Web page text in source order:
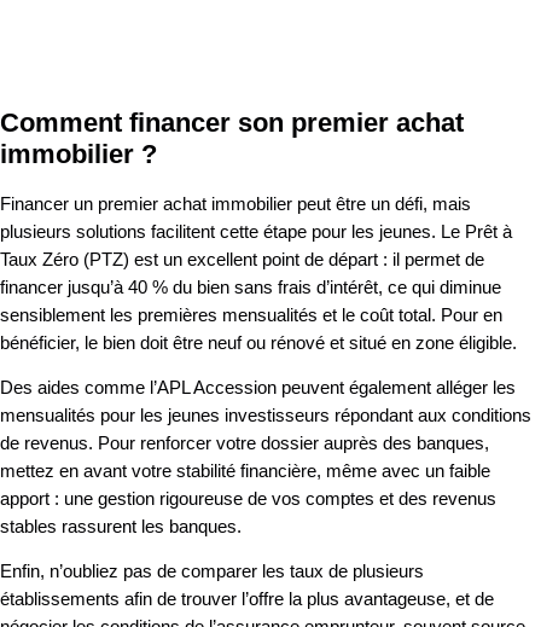
Comment financer son premier achat
immobilier ?
Financer un premier achat immobilier peut être un défi, mais
plusieurs solutions facilitent cette étape pour les jeunes. Le Prêt à
Taux Zéro (PTZ) est un excellent point de départ : il permet de
financer jusqu’à 40 % du bien sans frais d’intérêt, ce qui diminue
sensiblement les premières mensualités et le coût total. Pour en
bénéficier, le bien doit être neuf ou rénové et situé en zone éligible.
Des aides comme l’APL Accession peuvent également alléger les
mensualités pour les jeunes investisseurs répondant aux conditions
de revenus. Pour renforcer votre dossier auprès des banques,
mettez en avant votre stabilité financière, même avec un faible
apport : une gestion rigoureuse de vos comptes et des revenus
stables rassurent les banques.
Enfin, n’oubliez pas de comparer les taux de plusieurs
établissements afin de trouver l’offre la plus avantageuse, et de